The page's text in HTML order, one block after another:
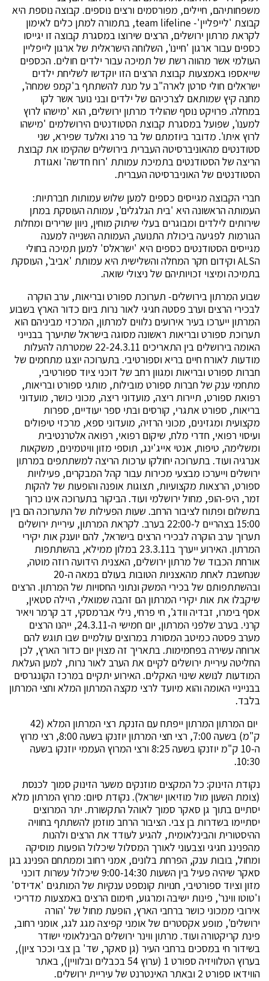
משפחותיהם, חיילים, מפורסמים ורצים נוספים. קבוצה נוספת היא
קבוצת 'לייפליין'- team lifeline, בתמורה למתן כלים לאימון
לקראת מרתון ירושלים, הרצים שירוצו במסגרת קבוצה זו יגייסו
כספים עבור ארגון 'חיינו', השלוחה הישראלית של ארגון לייפליין
העולמי אשר מהווה רשת של תמיכה עבור ילדים חולים. הכספים
שייאספו באמצעות קבוצת הרצים הזו יוקדשו לשליחת ילדים
ישראלים חולי סרטן לארה"ב על מנת להשתתף ב'קמפ שמחה',
מחנה קיץ שמותאם לצרכיהם של ילדים ובני נוער אשר לקו
במחלה. פרויקט נוסף שהוליד מרתון ירושלים, הוא 'מישהו לרוץ
למענו', שפועל במסגרת קבוצת הסטודנטים הירושלמים 'מישהו
לרוץ איתו'. מדובר ביוזמתם של בר פרג ואלעד שפירא, שני
סטודנטים מהאוניברסיטה העברית בירושלים שהקימו את קבוצת
הריצה של הסטודנטים בתמיכת עמותת 'רוח חדשה' ואגודת
הסטודנטים של האוניברסיטה העברית.
חברי הקבוצה מגייסים כספים למען שלוש עמותות חברתיות:
העמותה הראשונה היא 'בית הגלגלים', עמותה העוסקת במתן
שירותים לילדים ומבוגרים בעלי שיתוק מוחין, ניוון שרירים ומחלות
הגורמות לפגיעה ביכולת התנועה, העמותה השנייה למענה
מגייסים הסטודנטים כספים היא 'ישראלס' למען תמיכה בחולי
הALS וקידום חקר המחלה והשלישית היא עמותת 'אביב', העוסקת
בתמיכה ומיצוי זכויותיהם של ניצולי שואה.
שבוע המרתון בירושלים- תערוכת ספורט ובריאות, ערב הוקרה
לבכירי הרצים וערב פסטה חגיגי לאור נרות ביום כדור הארץ בשבוע
המרתון ייערכו בעיר אירועים נלווים למרתון, המרכזי מביניהם הוא
תערוכת ספורט ובריאות ראשונה מסוגה בישראל שתיערך בבנייני
האומה בירושלים בין התאריכים 22-24.3.11 שמטרתה להעלות
מודעות לאורח חיים בריא וספורטיבי. בתערוכה יוצגו מתחמים של
חברות ספורט ובריאות ומגוון רחב של דוכני ציוד ספורטיבי,
מתחמי ענק של חברות ספורט מובילות, מותגי ספורט ובריאות,
רפואת ספורט, תיירות ריצה, מועדוני ריצה, מכוני כושר, מועדוני
בריאות, ספורט אתגרי, קורסים ובתי ספר יעודיים, ספרות
מקצועית ומגזינים, מכוני הרזיה, מועדוני ספא, מרכזי טיפולים
ועיסוי רפואי, חדרי מלח, שיקום רפואי, רפואה אלטרנטיבית
ומשלימה, טיפוח, אנטי אייג'ינג, תוספי מזון וויטמינים, משקאות
אנרגיה ועוד. בתערוכה יחולקו ערכות הריצה למשתתפים במרתון
ירושלים וייערכו מבצעי מכירות עבור קהל המבקרים, פעילויות
ספורט, הרצאות מקצועיות, תצוגות אופנה והופעות של להקות
זמר, היפ-הופ, מחול ירושלמי ועוד. הביקור בתערוכה אינו כרוך
בתשלום ופתוח לציבור הרחב. שעות הפעילות של התערוכה הם בין
15:00 בצהריים ל-22:00 בערב. לקראת המרתון, עיריית ירושלים
תערוך ערב הוקרה לבכירי הרצים בישראל, להם יוענק אות יקירי
המרתון. האירוע ייערך ב23.3.11 במלון ממילא, בהשתתפות
אורחת הכבוד של מרתון ירושלים, האצנית הידועה רוזה מוטה,
שנחשבת לאחת מהאצניות הטובות בעולם במאה ה-20
ובהשתתפותם של בכירי המשק ונתוני החסויות של המרתון. הרצים
שיקבלו את אות יקירי המרתון הם זהבה שמואלי, היילה סטאין,
אסף בימרו, זבדיה וודג', חי פרחי, נילי אברמסקי, דב קרמר ויאיר
קרני. בערב שלפני המרתון, יום חמישי ה-24.3.11, ייהנו הרצים
מערב פסטה כמיטב המסורת במרוצים עולמיים שבו תוגש להם
ארוחה עשירה בפחמימות. בתאריך זה מצוין יום כדור הארץ, לכן
החליטה עיריית ירושלים לקיים את הערב לאור נרות, למען העלאת
המודעות לנושא שינוי האקלים. האירוע יתקיים במרכז הקונגרסים
בבנייניי האומה והוא מיועד לרצי מקצה המרתון המלא וחצי המרתון
בלבד.
יום המרתון המרתון ייפתח עם הזנקת רצי המרתון המלא (42
ק"מ) בשעה 7:00, רצי חצי המרתון יוזנקו בשעה 8:00, רצי מרוץ
ה-10 ק"מ יוזנקו בשעה 8:25 ורצי המרוץ העממי יוזנקו בשעה
10:30.
נקודת הזינוק: כל המקצים מוזנקים משער הזינוק סמוך לכנסת
(צומת השעון מול מוזיאון ישראל). נקודת סיום: מרוץ המרתון מלא
יסתיים בתוך גן סאקר סמוך לאוהל התקשורת. יתר המרוצים
יסתיימו בשדרות בן צבי. הציבור הרחב מוזמן להשתתף בחוויה
ההיסטורית והבינלאומית, להגיע לעודד את הרצים ולהנות
מהפנינג חגיגי וצבעוני לאורך המסלול שיכלול הופעות מוסיקה
ומחול, בובות ענק, הפרחת בלונים, אמני רחוב וממתחם הפנינג בגן
סאקר שיהיה פעיל בין השעות 9:00-14:30 שיכלול עשרות דוכני
מזון וציוד ספורטיבי, חנויות קונספט ענקיות של המותגים 'אדידס'
ו'טוטו ווינר', פינות ישיבה ומרגוע, חימום הרצים באמצעות מדריכי
אירובי ממכוני כושר ברחבי הארץ, הופעת מחול של 'הורה
ירושלים', מופע אקסטרים של אומני קפיצה מגג לגג, אומני רחוב,
פינת קריקטורה ועוד. מרתון ווינר ירושלים הבינלאומי ישודר
בשידור חי במסכים ברחבי העיר (גן סאקר, שד' בן צבי וככר ציון),
בערוץ הטלוויזיה ספורט 1 (ערוץ 54 בכבלים ובלוויין), באתר
הווידאו ספורט 2 ובאתר האינטרנט של עיריית ירושלים.